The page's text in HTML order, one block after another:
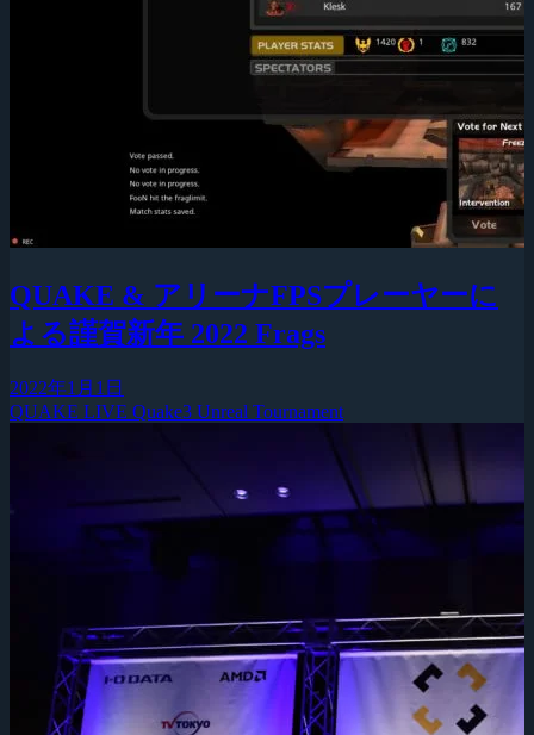
QUAKE & アリーナFPSプレーヤーに
よる謹賀新年 2022 Frags
2022年1月1日
QUAKE LIVE Quake3 Unreal Tournament